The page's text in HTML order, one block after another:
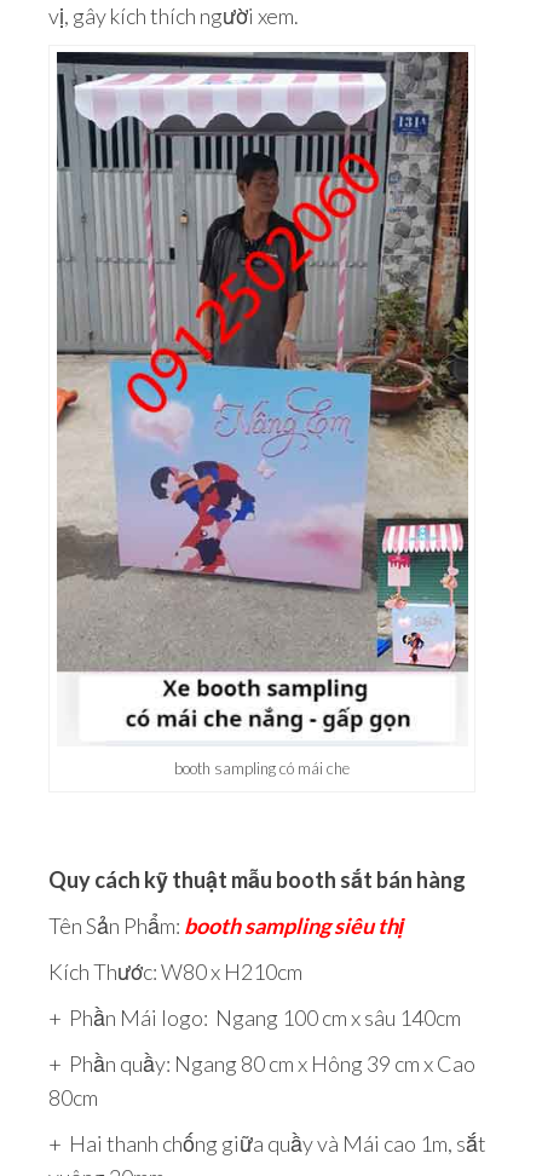
vị, gây kích thích người xem.
booth sampling có mái che
Quy cách kỹ thuật mẫu booth sắt bán hàng
Tên Sản Phẩm: booth sampling siêu thị
Kích Thước: W80 x H210cm
+ Phần Mái logo: Ngang 100 cm x sâu 140cm
+ Phần quầy: Ngang 80 cm x Hông 39 cm x Cao
80cm
+ Hai thanh chống giữa quầy và Mái cao 1m, sắt